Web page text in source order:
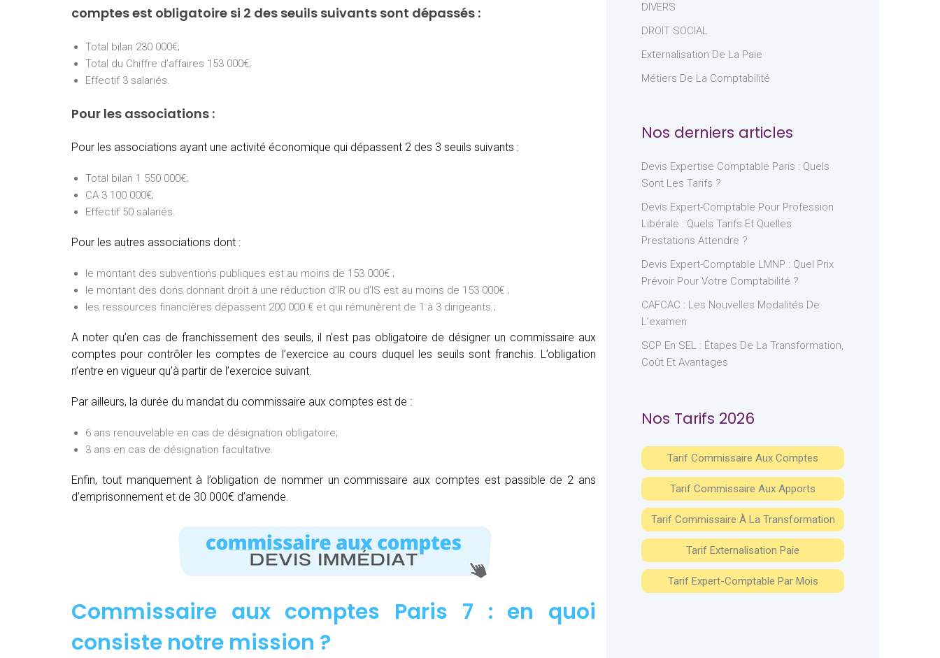
comptes est obligatoire si 2 des seuils suivants sont dépassés :
Total bilan 230 000€;
Total du Chiffre d’affaires 153 000€;
Effectif 3 salariés.
Pour les associations :
Pour les associations ayant une activité économique qui dépassent 2 des 3 seuils suivants :
Total bilan 1 550 000€;
CA 3 100 000€;
Effectif 50 salariés.
Pour les autres associations dont :
le montant des subventions publiques est au moins de 153 000€ ;
le montant des dons donnant droit à une réduction d’IR ou d’IS est au moins de 153 000€ ;
les ressources financières dépassent 200 000 € et qui rémunèrent de 1 à 3 dirigeants ;
A noter qu’en cas de franchissement des seuils, il n’est pas obligatoire de désigner un commissaire aux
comptes pour contrôler les comptes de l’exercice au cours duquel les seuils sont franchis. L’obligation
n’entre en vigueur qu’à partir de l’exercice suivant.
Par ailleurs, la durée du mandat du commissaire aux comptes est de :
6 ans renouvelable en cas de désignation obligatoire;
3 ans en cas de désignation facultative.
Enfin, tout manquement à l’obligation de nommer un commissaire aux comptes est passible de 2 ans
d’emprisonnement et de 30 000€ d’amende.
Commissaire aux comptes Paris 7 : en quoi
consiste notre mission ?
DIVERS
DROIT SOCIAL
Externalisation De La Paie
Métiers De La Comptabilité
Nos derniers articles
Devis Expertise Comptable Paris : Quels
Sont Les Tarifs ?
Devis Expert-Comptable Pour Profession
Libérale : Quels Tarifs Et Quelles
Prestations Attendre ?
Devis Expert-Comptable LMNP : Quel Prix
Prévoir Pour Votre Comptabilité ?
CAFCAC : Les Nouvelles Modalités De
L’examen
SCP En SEL : Étapes De La Transformation,
Coût Et Avantages
Nos Tarifs 2026
Tarif Commissaire Aux Comptes
Tarif Commissaire Aux Apports
Tarif Commissaire À La Transformation
Tarif Externalisation Paie
Tarif Expert-Comptable Par Mois